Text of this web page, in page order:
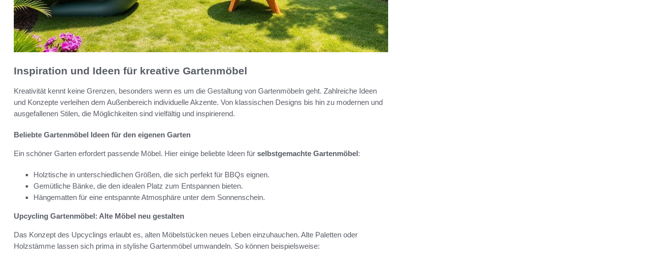
Inspiration und Ideen für kreative Gartenmöbel
Kreativität kennt keine Grenzen, besonders wenn es um die Gestaltung von Gartenmöbeln geht. Zahlreiche Ideen
und Konzepte verleihen dem Außenbereich individuelle Akzente. Von klassischen Designs bis hin zu modernen und
ausgefallenen Stilen, die Möglichkeiten sind vielfältig und inspirierend.
Beliebte Gartenmöbel Ideen für den eigenen Garten
Ein schöner Garten erfordert passende Möbel. Hier einige beliebte Ideen für selbstgemachte Gartenmöbel:
Holztische in unterschiedlichen Größen, die sich perfekt für BBQs eignen.
Gemütliche Bänke, die den idealen Platz zum Entspannen bieten.
Hängematten für eine entspannte Atmosphäre unter dem Sonnenschein.
Upcycling Gartenmöbel: Alte Möbel neu gestalten
Das Konzept des Upcyclings erlaubt es, alten Möbelstücken neues Leben einzuhauchen. Alte Paletten oder
Holzstämme lassen sich prima in stylishe Gartenmöbel umwandeln. So können beispielsweise: